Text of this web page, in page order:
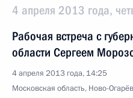
4 апреля 2013 года,
Рабочая встреча с
области Сергеем
4 апреля 2013 года, 14:25
Московская область, Ново-